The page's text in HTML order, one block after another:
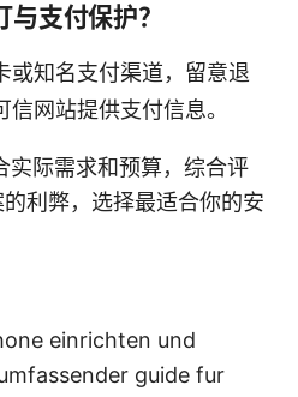
支付保护？
或知名支付渠道，留意退
网站提供支付信息。
实际需求和预算，综合评
利弊，选择最适合你的安
einrichten und
guide fur